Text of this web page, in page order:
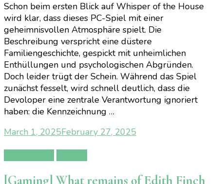
Schon beim ersten Blick auf Whisper of the House
wird klar, dass dieses PC-Spiel mit einer
geheimnisvollen Atmosphäre spielt. Die
Beschreibung verspricht eine düstere
Familiengeschichte, gespickt mit unheimlichen
Enthüllungen und psychologischen Abgründen.
Doch leider trügt der Schein. Während das Spiel
zunächst fesselt, wird schnell deutlich, dass die
Devoloper eine zentrale Verantwortung ignoriert
haben: die Kennzeichnung …
March 1, 2025February 27, 2025
[Gaming] What remains of Edith Finch